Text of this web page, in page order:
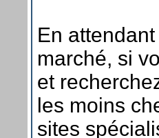
En
marché, si
et
les moins
sites